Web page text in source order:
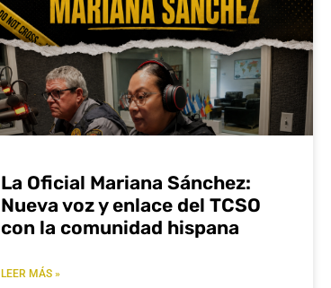
La Oficial Mariana Sánchez:
Nueva voz y enlace del TCSO
con la comunidad hispana
LEER MÁS »